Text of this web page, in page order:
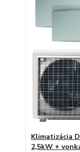
Klimatizácia
2,5kW +